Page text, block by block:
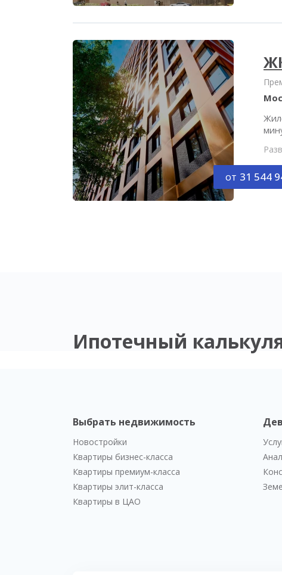
от 31 544
Ипотечный
Выбрать недвижимость
Новостройки
Квартиры бизнес-класса
Квартиры премиум-класса
Квартиры элит-класса
Квартиры в ЦАО